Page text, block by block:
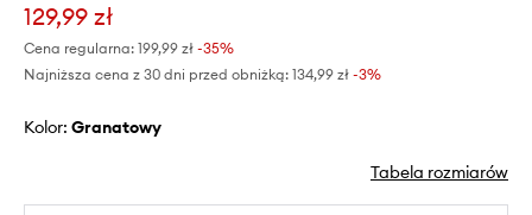
129,99 zł
Cena regularna: 199,99 zł -35%
Najniższa cena z 30 dni przed obniżką: 134,99 zł -3%
Kolor: granatowy
Tabela rozmiarów